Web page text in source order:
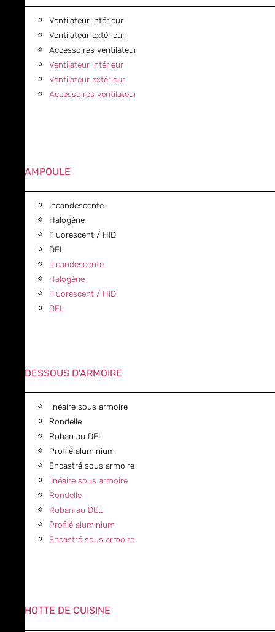
Ventilateur intérieur
Ventilateur extérieur
Accessoires ventilateur
Ventilateur intérieur
Ventilateur extérieur
Accessoires ventilateur
AMPOULE
Incandescente
Halogène
Fluorescent / HID
DEL
Incandescente
Halogène
Fluorescent / HID
DEL
DESSOUS D'ARMOIRE
linéaire sous armoire
Rondelle
Ruban au DEL
Profilé aluminium
Encastré sous armoire
linéaire sous armoire
Rondelle
Ruban au DEL
Profilé aluminium
Encastré sous armoire
HOTTE DE CUISINE